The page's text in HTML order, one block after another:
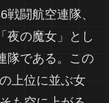
闘航空連隊、
夜の魔女」とし
隊である。この
上位に並ぶ女